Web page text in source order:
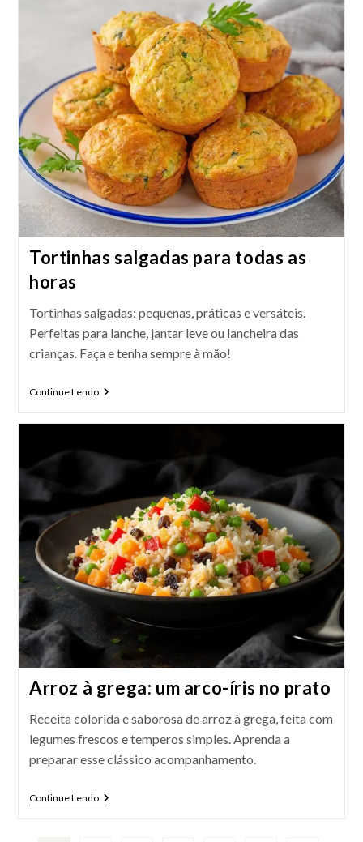
Sofisticação
E
Sabor
Tortinhas salgadas para todas as
horas
Tortinhas salgadas: pequenas, práticas e versáteis.
Perfeitas para lanche, jantar leve ou lancheira das
crianças. Faça e tenha sempre à mão!
Continue LendoTortinhas
Salgadas
Horas
Arroz à grega: um arco-íris no prato
Receita colorida e saborosa de arroz à grega, feita com
legumes frescos e temperos simples. Aprenda a
preparar esse clássico acompanhamento.
Continue LendoArroz
À